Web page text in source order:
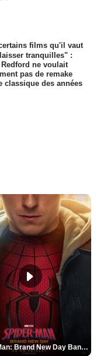
films qu'il vaut
tranquilles" :
ne voulait
pas de remake
classique des années
Spider-Man: Brand New Day Bande-annonce VO STFR